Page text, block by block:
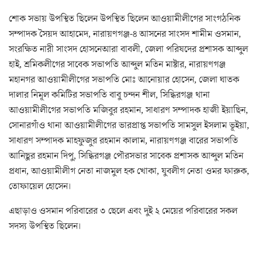
শোক সভায় উপস্থিত ছিলেন উপস্থিত ছিলেন আওয়ামীলীগের সাংগঠনিক
সম্পাদক সৈয়দ আহামেদ, নারায়ণগঞ্জ-৪ আসনের সাংসদ শামীম ওসমান,
সংরক্ষিত নারী সাংসদ হোসনেআরা বাবলী, জেলা পরিষদের প্রশাসক আব্দুল
হাই, শ্রমিকলীগের সাবেক সভাপতি আব্দুল মতিন মাষ্টার, নারায়ণগঞ্জ
মহানগর আওয়ামীলীগের সভাপতি মোঃ আনোয়ার হোসেন, জেলা ঘাতক
দালার নিমূল কমিটির সভাপতি বাবু চন্দন শীল, সিদ্ধিরগঞ্জ থানা
আওয়ামীলীগের সভাপতি মজিবুর রহমান, সাধারণ সম্পাদক হাজী ইয়াছিন,
সোনারগাঁও থানা আওয়ামীলীগের ভারপ্রাপ্ত সভাপতি সামসুল ইসলাম ভূইয়া,
সাধারণ সম্পাদক মাহফুজুর রহমান কালাম, নারায়ণগঞ্জ বারের সভাপতি
আনিছুর রহমান দিপু, সিদ্ধিরগঞ্জ পৌরসভার সাবেক প্রশাসক আব্দুল মতিন
প্রধান, আওয়ামীলীগ নেতা নাজমুল হক খোকা, যুবলীগ নেতা ওমর ফারুক,
তোফায়েল হোসেন।
এছাড়াও ওসমান পরিবারের ৩ ছেলে এবং দুই ২ মেয়ের পরিবারের সকল
সদস্য উপস্থিত ছিলেন।